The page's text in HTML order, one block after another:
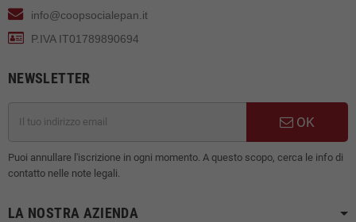
info@coopsocialepan.it
P.IVA IT01789890694
NEWSLETTER
OK
Puoi annullare l'iscrizione in ogni momento. A questo scopo, cerca le info di
contatto nelle note legali.
LA NOSTRA AZIENDA